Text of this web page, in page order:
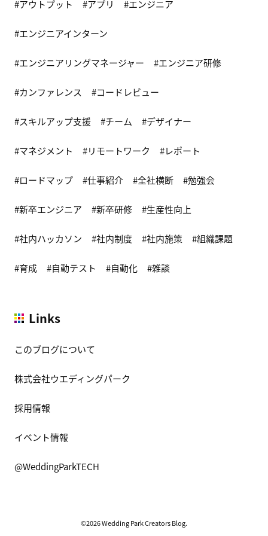
アウトプット アプリ エンジニア
エンジニアインターン
エンジニアリングマネージャー エンジニア研修
カンファレンス コードレビュー
スキルアップ支援 チーム デザイナー
マネジメント リモートワーク レポート
ロードマップ 仕事紹介 全社横断 勉強会
新卒エンジニア 新卒研修 生産性向上
社内ハッカソン 社内制度 社内施策 組織課題
育成 自動テスト 自動化 雑談
Links
このブログについて
株式会社ウエディングパーク
採用情報
イベント情報
@WeddingParkTECH
©2026 Wedding Park Creators Blog.